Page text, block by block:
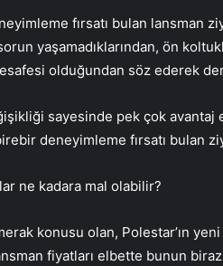
fırsatı bulan lansman
yaşamadıklarından, ön
olduğundan söz ederek
sayesinde pek çok
deneyimleme fırsatı bulan
ne kadara mal olabilir?
konusu olan, Polestar’ın
fiyatları elbette bunun